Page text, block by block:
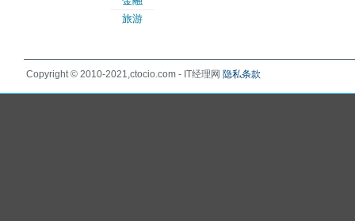
旅游
Copyright © 2010-2021,ctocio.com - IT经理网 隐私条款